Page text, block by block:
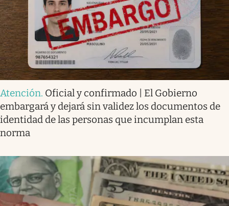
Atención. Oficial y confirmado | El Gobierno
embargará y dejará sin validez los documentos de
identidad de las personas que incumplan esta
norma